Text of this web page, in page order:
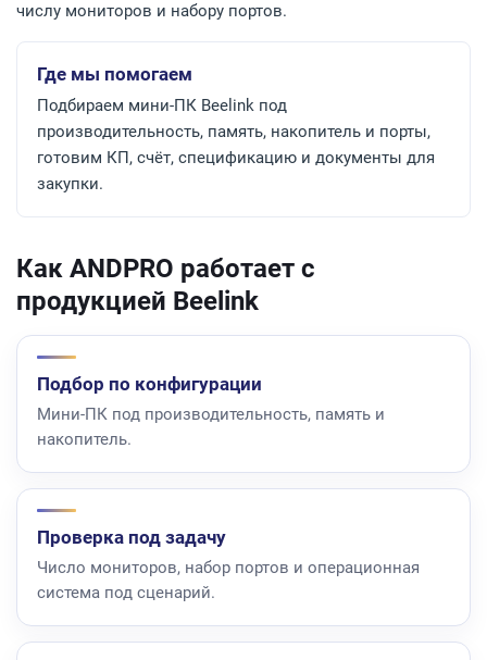
числу мониторов и набору портов.
Где мы помогаем
Подбираем мини-ПК Beelink под
производительность, память, накопитель и порты,
готовим КП, счёт, спецификацию и документы для
закупки.
Как ANDPRO работает с
продукцией Beelink
Подбор по конфигурации
Мини-ПК под производительность, память и
накопитель.
Проверка под задачу
Число мониторов, набор портов и операционная
система под сценарий.